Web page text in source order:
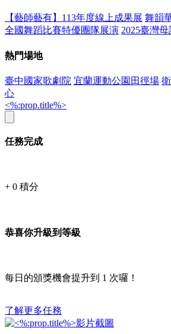
【藝師藝有】113年度線上成果展 舞韻
全國舞蹈比賽特優團隊展演 2025臺灣
熱門場地
臺中國家歌劇院 宜蘭運動公園田徑場
心
<%:prop.title%>
任務完成
+ 0 積分
恭喜你升級到等級
每日的頒獎機會提升到 1 次囉！
了解更多任務